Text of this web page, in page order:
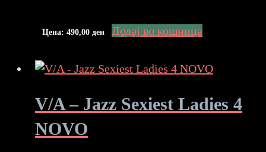
Цена: 490,00 ден Додај во кошница
V/A – Jazz Sexiest Ladies 4
NOVO